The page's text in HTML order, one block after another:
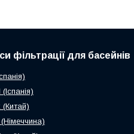
фільтрації для басейнів
(Китай)